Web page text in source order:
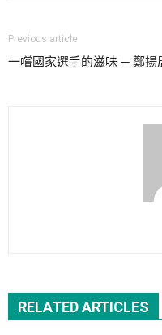
Previous article
一嚐國家選手的滋味 ─ 鄭揚
RELATED ARTICLES